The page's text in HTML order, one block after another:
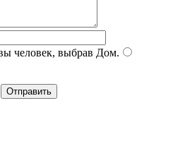
человек, выбрав Дом.